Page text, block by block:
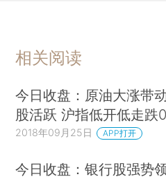
相关阅读
今日收盘：原油大涨带
股活跃 沪指低开低走跌
2018年09月25日 APP打开
今日收盘：银行股强势